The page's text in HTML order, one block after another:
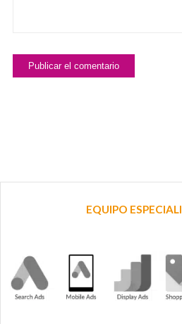
EQUIPO